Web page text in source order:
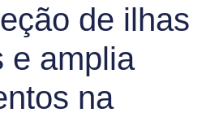
de ilhas
e amplia
na